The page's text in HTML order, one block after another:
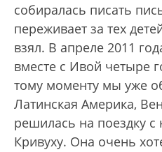
собиралась писать
переживает за тех
взял. В апреле 2011
вместе с Ивой четыре
тому моменту мы уже
Латинская Америка,
решилась на поездку с
Кривуху. Она очень